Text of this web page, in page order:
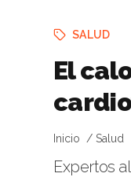
SALUD
El
Inicio Salud
Expertos